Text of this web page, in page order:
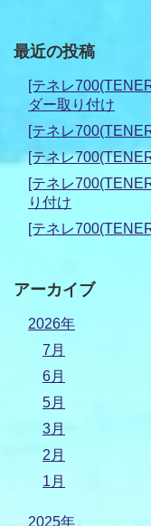
最近の投稿
[テネレ
ダー取り付け
[テネレ
[テネレ
[テネレ
り付け
[テネレ
アーカイブ
2026年
7月
6月
5月
3月
2月
1月
2025年